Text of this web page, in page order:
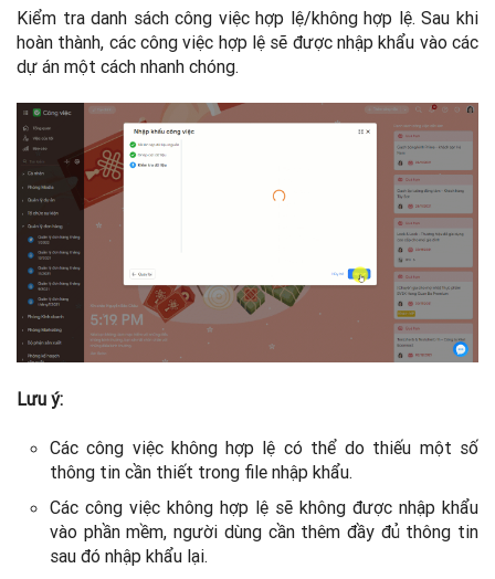
Kiểm tra danh sách công việc hợp lệ/không hợp lệ. Sau khi
hoàn thành, các công việc hợp lệ sẽ được nhập khẩu vào các
dự án một cách nhanh chóng.
Lưu ý:
Các công việc không hợp lệ có thể do thiếu một số
thông tin cần thiết trong file nhập khẩu.
Các công việc không hợp lệ sẽ không được nhập khẩu
vào phần mềm, người dùng cần thêm đầy đủ thông tin
sau đó nhập khẩu lại.